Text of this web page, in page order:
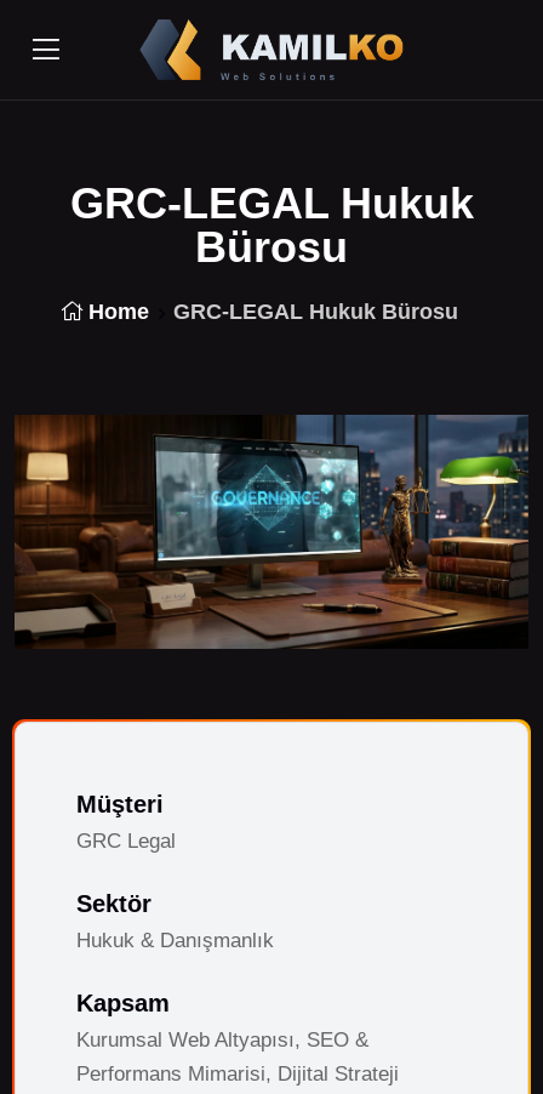
GRC-LEGAL Hukuk
Bürosu
Home GRC-LEGAL Hukuk Bürosu
Müşteri
GRC Legal
Sektör
Hukuk & Danışmanlık
Kapsam
Kurumsal Web Altyapısı, SEO &
Performans Mimarisi, Dijital Strateji